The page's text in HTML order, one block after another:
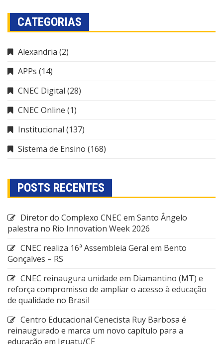
CATEGORIAS
Alexandria (2)
APPs (14)
CNEC Digital (28)
CNEC Online (1)
Institucional (137)
Sistema de Ensino (168)
POSTS RECENTES
Diretor do Complexo CNEC em Santo Ângelo
palestra no Rio Innovation Week 2026
CNEC realiza 16ª Assembleia Geral em Bento
Gonçalves – RS
CNEC reinaugura unidade em Diamantino (MT) e
reforça compromisso de ampliar o acesso à educação
de qualidade no Brasil
Centro Educacional Cenecista Ruy Barbosa é
reinaugurado e marca um novo capítulo para a
educação em Iguatu/CE